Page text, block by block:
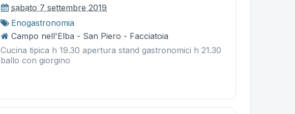
sabato 7 settembre 2019
Enogastronomia
Campo nell'Elba - San Piero - Facciatoia
Cucina tipica h 19.30 apertura stand gastronomici h 21.30
ballo con giorgino